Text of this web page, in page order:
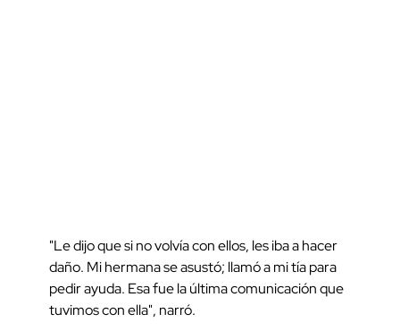
"Le dijo que si no volvía con ellos, les iba a hacer
daño. Mi hermana se asustó; llamó a mi tía para
pedir ayuda. Esa fue la última comunicación que
tuvimos con ella", narró.